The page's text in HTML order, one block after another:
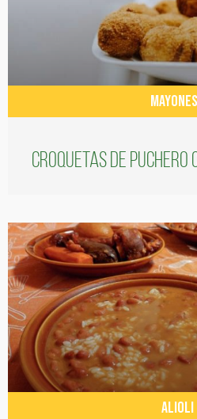
Croquetas de puchero
ALIOLI